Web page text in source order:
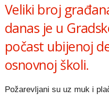
Veliki broj
danas je u
počast ubijenoj
osnovnoj školi.
Požarevljani su uz muk i